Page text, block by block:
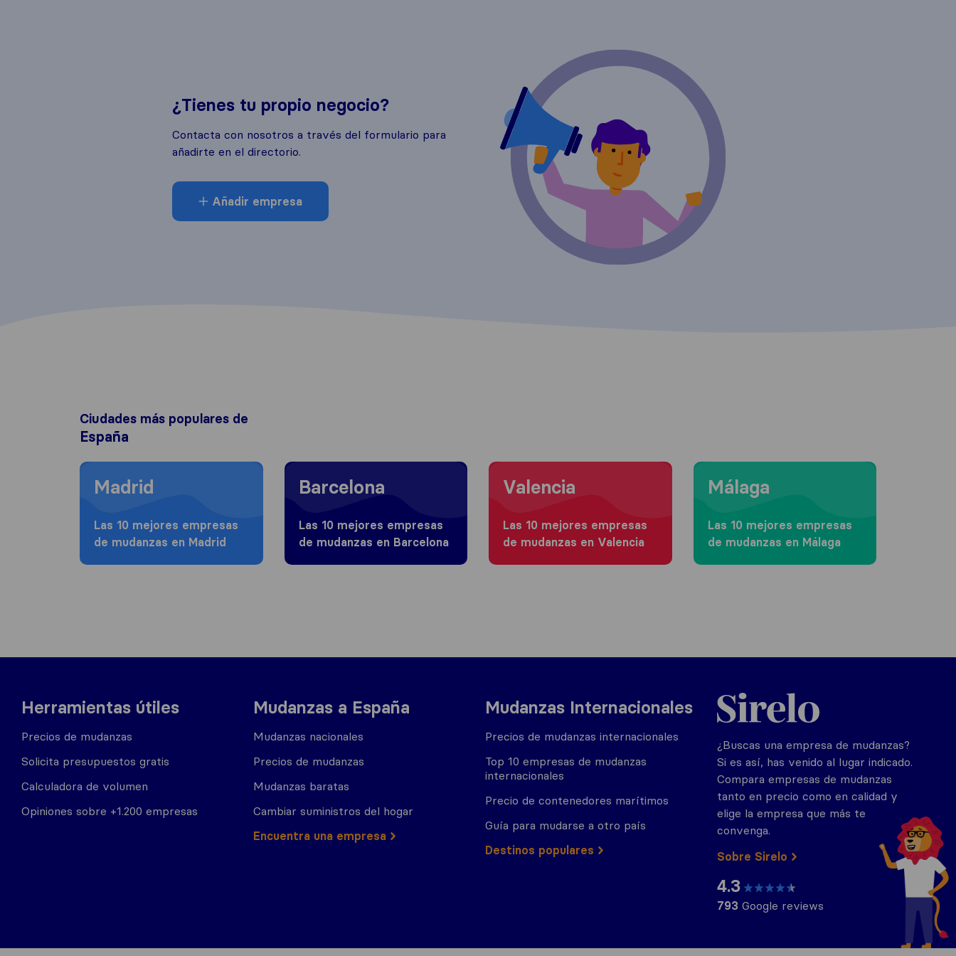
¿Tienes tu propio negocio?
Contacta con nosotros a través del formulario para
añadirte en el directorio.
Añadir empresa
Ciudades más populares de
España
Moving to Madrid
Madrid
Las 10 mejores empresas
de mudanzas en Madrid
Moving to Barcelona
Barcelona
Las 10 mejores empresas
de mudanzas en Barcelona
Moving to Valencia
Valencia
Las 10 mejores empresas
de mudanzas en Valencia
Moving to Málaga
Málaga
Las 10 mejores empresas
de mudanzas en Málaga
Herramientas útiles
Precios de mudanzas
Solicita presupuestos gratis
Calculadora de volumen
Opiniones sobre +1.200 empresas
Mudanzas a España
Mudanzas nacionales
Precios de mudanzas
Mudanzas baratas
Cambiar suministros del hogar
Encuentra una empresa
Mudanzas Internacionales
Precios de mudanzas internacionales
Top 10 empresas de mudanzas
internacionales
Precio de contenedores marítimos
Guía para mudarse a otro país
Destinos populares
Sirelo.es
¿Buscas una empresa de mudanzas?
Si es así, has venido al lugar indicado.
Compara empresas de mudanzas
tanto en precio como en calidad y
elige la empresa que más te
convenga.
Sobre Sirelo
4.3
793 Google reviews